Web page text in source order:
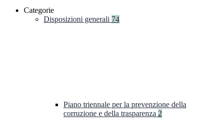
Categorie
Disposizioni generali 74
Piano triennale per la prevenzione della
corruzione e della trasparenza 2